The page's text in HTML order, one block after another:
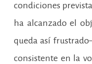
condiciones
ha alcanzado el
queda así
consistente en la